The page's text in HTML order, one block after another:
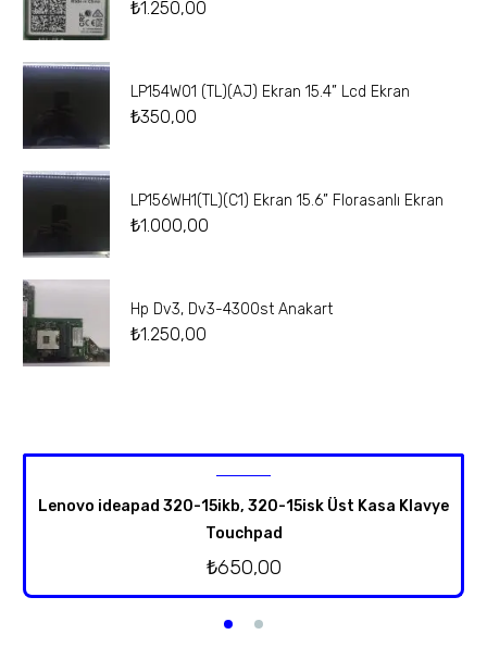
₺1.250,00
LP154W01 (TL)(AJ) Ekran 15.4” Lcd Ekran
₺350,00
LP156WH1(TL)(C1) Ekran 15.6” Florasanlı Ekran
₺1.000,00
Hp Dv3, Dv3-4300st Anakart
₺1.250,00
Lenovo ideapad 320-15ikb, 320-15isk Üst Kasa Klavye
Touchpad
₺650,00